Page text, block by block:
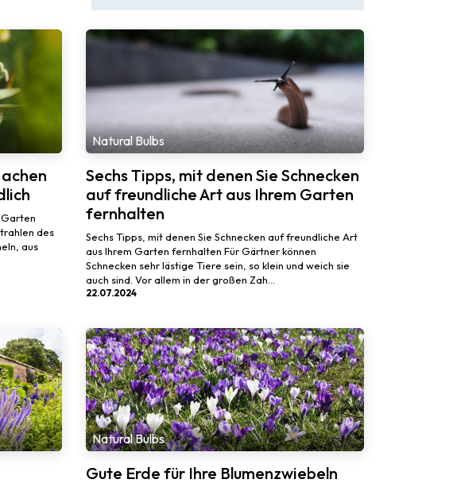
Garten
des
aus
Natural Bulbs
Sechs Tipps, mit denen Sie Schnecken
auf freundliche Art aus Ihrem Garten
fernhalten
Sechs Tipps, mit denen Sie Schnecken auf freundliche Art
aus Ihrem Garten fernhalten Für Gärtner können
Schnecken sehr lästige Tiere sein, so klein und weich sie
auch sind. Vor allem in der großen Zah...
22.07.2024
Natural Bulbs
Gute Erde für Ihre Blumenzwiebeln